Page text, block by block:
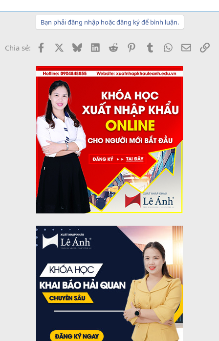
Bạn phải đăng nhập hoặc đăng ký để bình luận.
Chia sẻ: Facebook BlueskyLinkedInReddit PinterestTumblrWhatsApp
Email